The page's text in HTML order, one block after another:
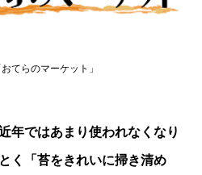
てらのマーケット」
年ではあまり使われなくなり
く「苔をきれいに掃き清め